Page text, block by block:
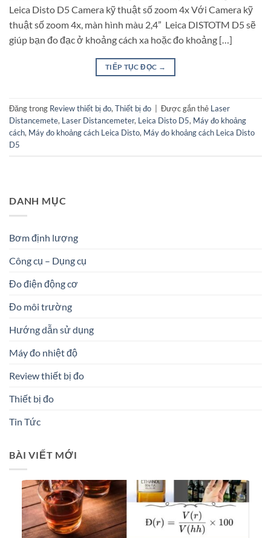
Leica Disto D5 Camera kỹ thuật số zoom 4x Với Camera kỹ
thuật số zoom 4x, màn hình màu 2,4” Leica DISTOTM D5 sẽ
giúp bạn đo đạc ở khoảng cách xa hoặc đo khoảng […]
TIẾP TỤC ĐỌC →
Đăng trong Review thiết bị đo,Thiết bị đo Được gắn thẻ Laser
Distancemete, Laser Distancemeter, Leica Disto D5, Máy đo khoảng
cách, Máy đo khoảng cách Leica Disto, Máy đo khoảng cách Leica Disto
D5
DANH MỤC
Bơm định lượng
Công cụ – Dụng cụ
Đo điện động cơ
Đo môi trường
Hướng dẫn sử dụng
Máy đo nhiệt độ
Review thiết bị đo
Thiết bị đo
Tin Tức
BÀI VIẾT MỚI